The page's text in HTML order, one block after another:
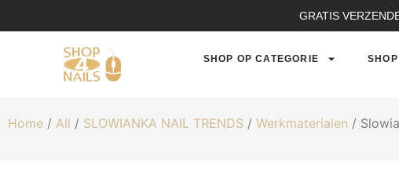
GRATIS
SHOP OP CATEGORIE
Home / All / SLOWIANKA NAIL TRENDS / Werkmaterialen /